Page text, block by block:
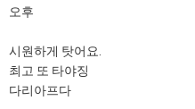
오후
시원하게 탓어요.
최고 또 타야징
다리아프다